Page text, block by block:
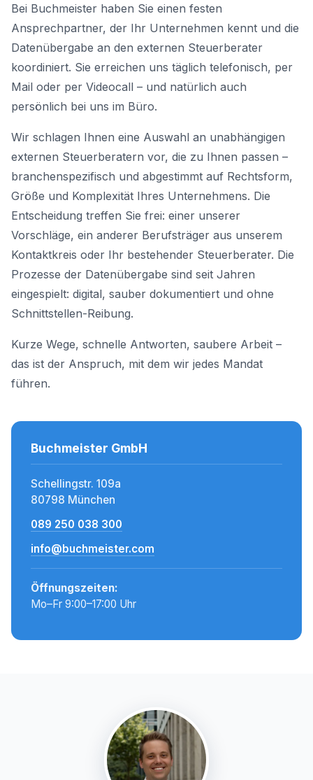
Bei Buchmeister haben Sie einen festen
Ansprechpartner, der Ihr Unternehmen kennt und die
Datenübergabe an den externen Steuerberater
koordiniert. Sie erreichen uns täglich telefonisch, per
Mail oder per Videocall – und natürlich auch
persönlich bei uns im Büro.
Wir schlagen Ihnen eine Auswahl an unabhängigen
externen Steuerberatern vor, die zu Ihnen passen –
branchenspezifisch und abgestimmt auf Rechtsform,
Größe und Komplexität Ihres Unternehmens. Die
Entscheidung treffen Sie frei: einer unserer
Vorschläge, ein anderer Berufsträger aus unserem
Kontaktkreis oder Ihr bestehender Steuerberater. Die
Prozesse der Datenübergabe sind seit Jahren
eingespielt: digital, sauber dokumentiert und ohne
Schnittstellen-Reibung.
Kurze Wege, schnelle Antworten, saubere Arbeit –
das ist der Anspruch, mit dem wir jedes Mandat
führen.
Buchmeister GmbH
Schellingstr. 109a
80798 München
089 250 038 300
info@buchmeister.com
Öffnungszeiten:
Mo–Fr 9:00–17:00 Uhr